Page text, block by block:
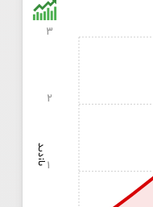
بازدید
1
2
3